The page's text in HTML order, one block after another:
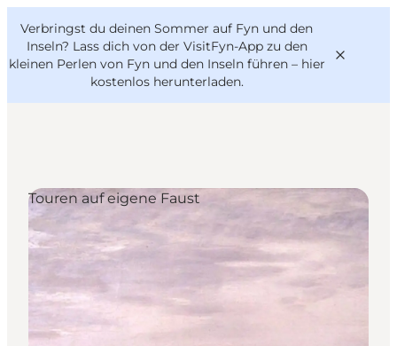
Verbringst du deinen Sommer auf Fyn und den
Inseln? Lass dich von der VisitFyn-App zu den
kleinen Perlen von Fyn und den Inseln führen – hier
kostenlos herunterladen.
Reise Ideen
Outdoor & bike
Essen & trinken
Übernachtung
VisitFyn
Deutsch
Touren auf eigene Faust